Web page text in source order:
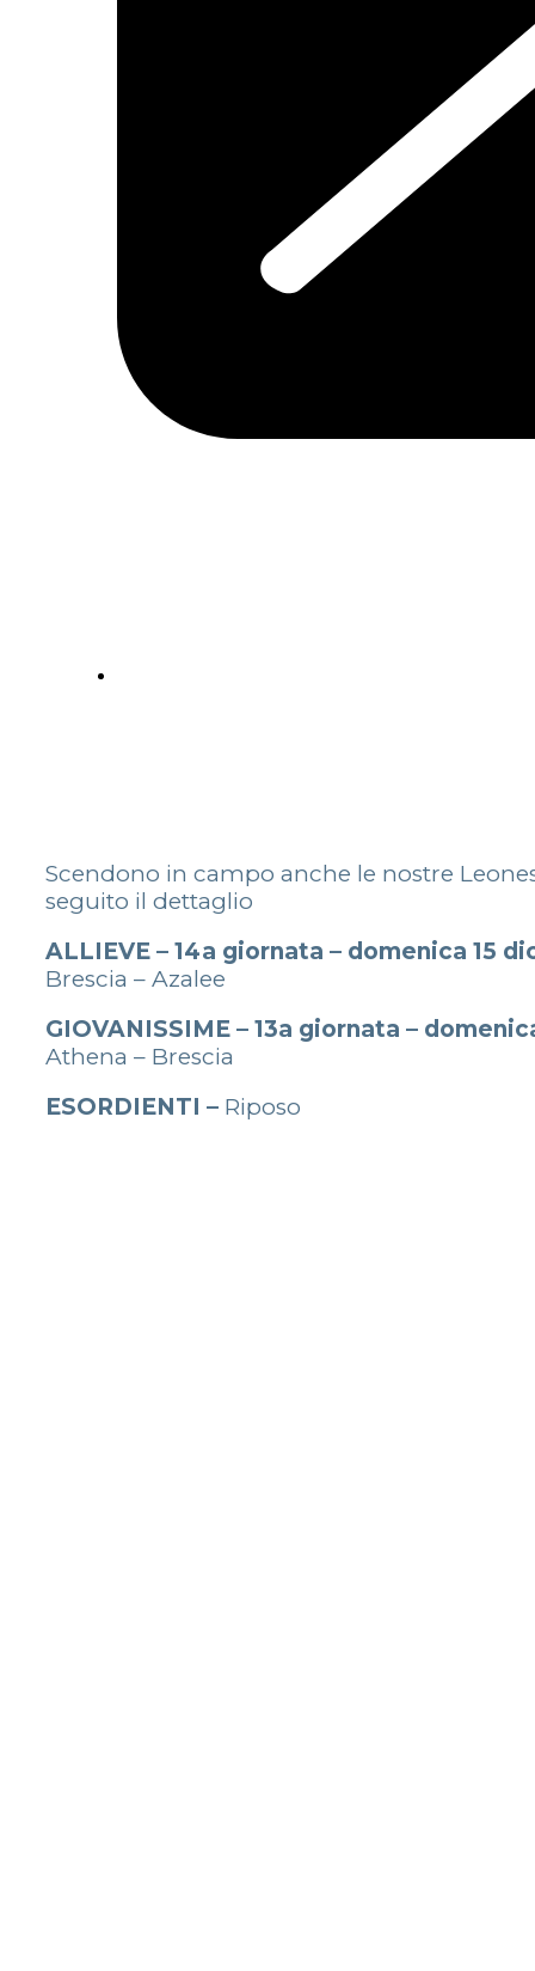
Scendono in campo anche le nostre
seguito il dettaglio
ALLIEVE – 14a giornata – domenica 15
Brescia – Azalee
GIOVANISSIME – 13a giornata –
Athena – Brescia
ESORDIENTI – Riposo